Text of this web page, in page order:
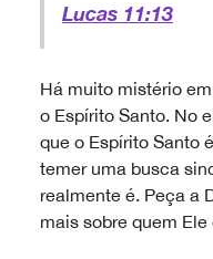
Lucas 11:13
Há muito mistério
o Espírito Santo. No
que o Espírito Santo
temer uma busca
realmente é. Peça a
mais sobre quem Ele